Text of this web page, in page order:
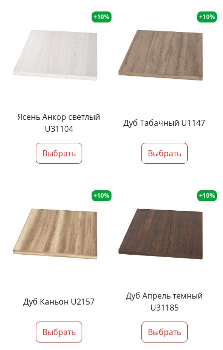
+10%
Ясень Анкор светлый
U31104
Выбрать
+10%
Дуб Табачный U1147
Выбрать
+10%
Дуб Каньон U2157
Выбрать
+10%
Дуб Апрель темный
U31185
Выбрать